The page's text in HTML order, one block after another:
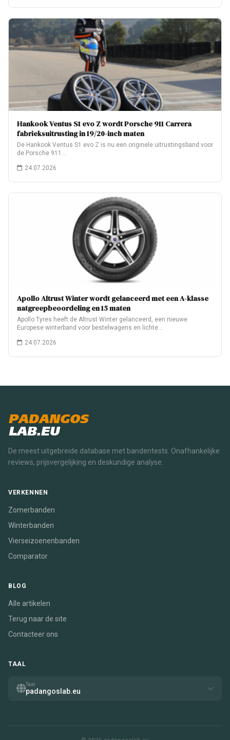
Hankook Ventus S1 evo Z wordt Porsche 911 Carrera
fabrieksuitrusting in 19/20-inch maten
De Hankook Ventus S1 evo Z is nu een originele uitrustingsband voor
de Porsche 911…
24.07.2026
Apollo Altrust Winter wordt gelanceerd met een A-klasse
natgreepbeoordeling en 15 maten
Apollo Tyres heeft de Altrust Winter gelanceerd, een nieuwe
Europese winterband voor bestelwagens en lichte…
24.07.2026
PADANGOS
LAB.EU
De meest uitgebreide database met bandentests. Onafhankelijke
reviews, prijsvergelijking en deskundige analyse.
VERKENNEN
Zomerbanden
Winterbanden
Vierseizoenenbanden
Comparator
BLOG
Alle artikelen
Terug naar de site
Contacteer ons
TAAL
Taal
padangoslab.eu